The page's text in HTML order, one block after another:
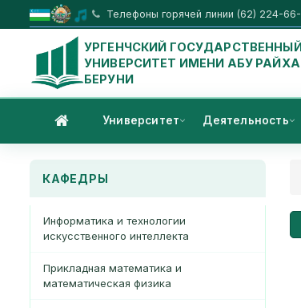
Телефоны горячей линии (62) 224-
УРГЕНЧСКИЙ
УНИВЕРСИТЕТ ИМЕНИ АБУ
БЕРУНИ
Университет Деятельность
КАФЕДРЫ
Информатика и технологии
искусственного интеллекта
Прикладная математика и
математическая физика